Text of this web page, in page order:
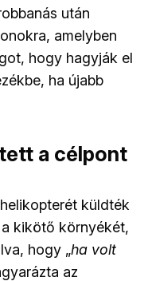
után
amelyben
hogy hagyják el
ha újabb
a célpont
küldték
kikötő környékét,
hogy „ha volt
az